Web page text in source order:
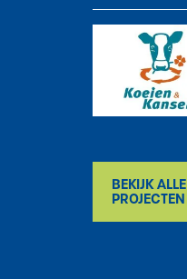
BEKIJK
PROJECTEN